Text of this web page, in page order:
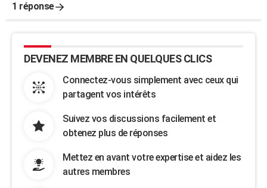
1 réponse
DEVENEZ MEMBRE EN QUELQUES CLICS
Connectez-vous simplement avec ceux qui
partagent vos intérêts
Suivez vos discussions facilement et
obtenez plus de réponses
Mettez en avant votre expertise et aidez les
autres membres